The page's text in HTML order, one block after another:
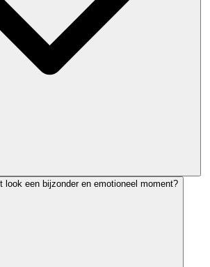
look een bijzonder en emotioneel moment?